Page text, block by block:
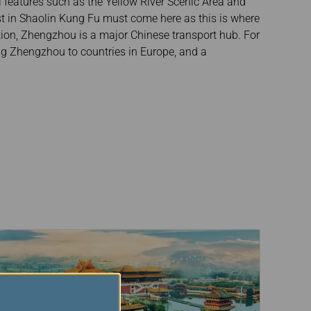
in Shaolin Kung Fu must come here as this is where
Zhengzhou is a major Chinese transport hub. For
Zhengzhou to countries in Europe, and a